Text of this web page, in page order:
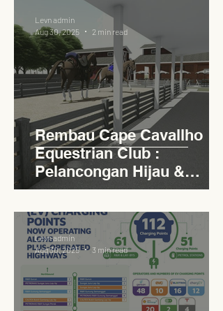
Rembau Cape Cavallho
Equestrian Club :
Pelancongan Hijau &
Sukan Bertaraf
Antarabangsa
Levn admin
Aug 30, 2025
2 min read
Levn admin
Aug 30, 2025
3 min read